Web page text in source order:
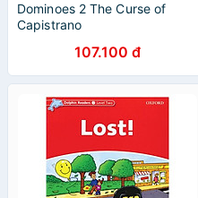
Dominoes 2 The Curse of
Capistrano
107.100 đ